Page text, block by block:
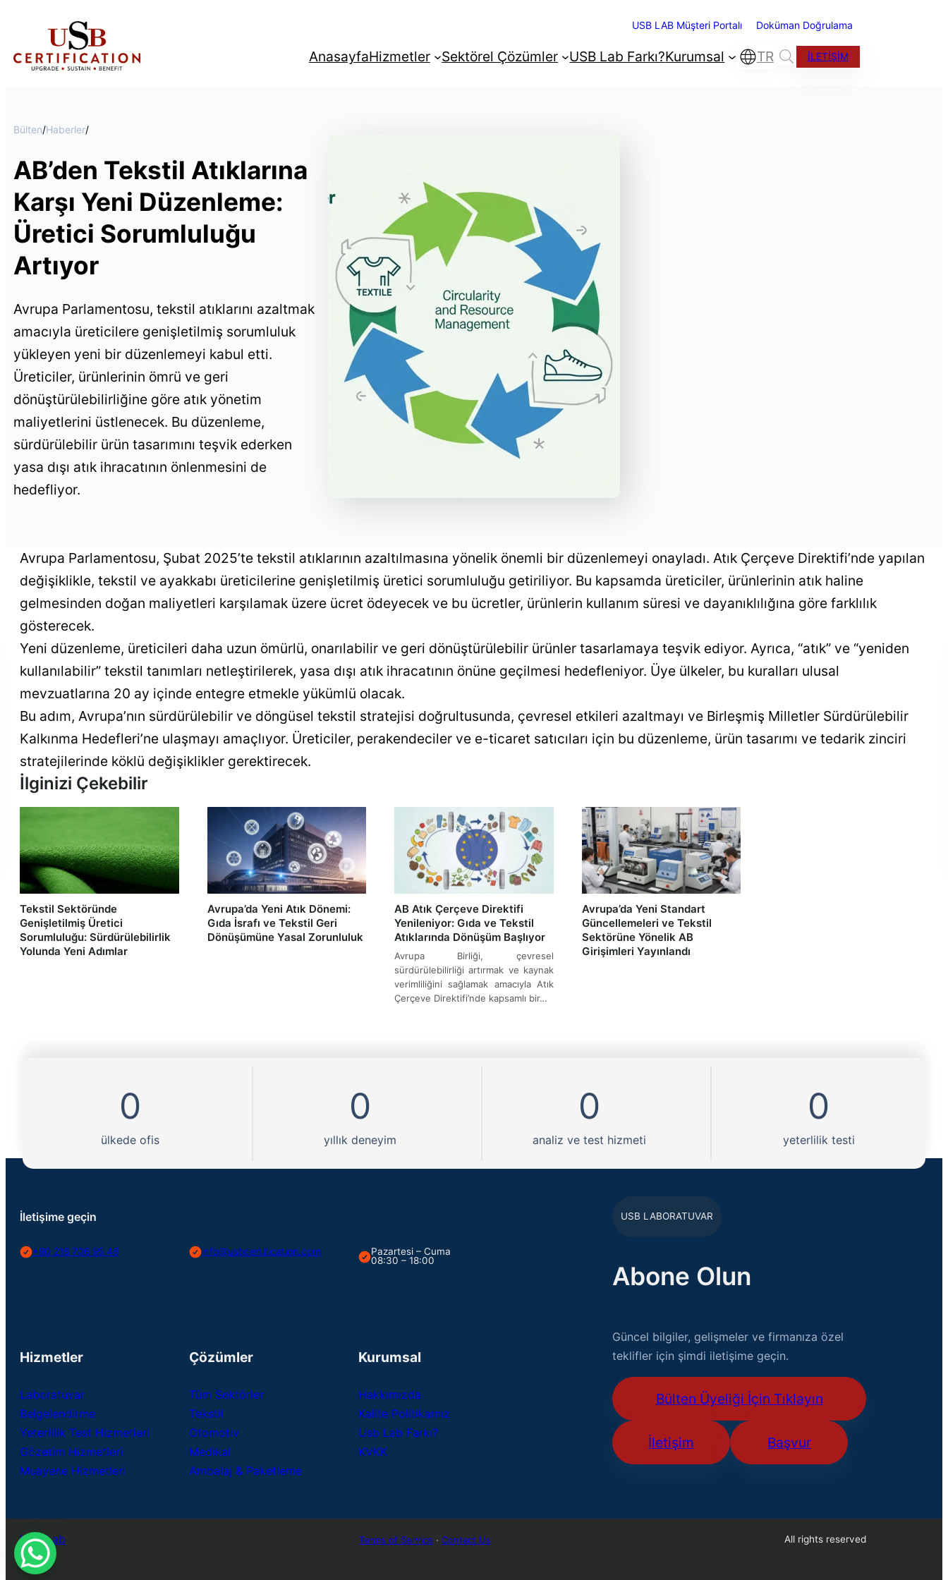
USB LAB Müşteri Portalı Doküman Doğrulama
AnasayfaHizmetler Sektörel Çözümler USB Lab Farkı?Kurumsal TR
Türkçe English
İLETİŞİM
Bülten/Haberler/
AB’den Tekstil Atıklarına
Karşı Yeni Düzenleme:
Üretici Sorumluluğu
Artıyor
Avrupa Parlamentosu, tekstil atıklarını azaltmak
amacıyla üreticilere genişletilmiş sorumluluk
yükleyen yeni bir düzenlemeyi kabul etti.
Üreticiler, ürünlerinin ömrü ve geri
dönüştürülebilirliğine göre atık yönetim
maliyetlerini üstlenecek. Bu düzenleme,
sürdürülebilir ürün tasarımını teşvik ederken
yasa dışı atık ihracatının önlenmesini de
hedefliyor.
Avrupa Parlamentosu, Şubat 2025’te tekstil atıklarının azaltılmasına yönelik önemli bir düzenlemeyi onayladı. Atık Çerçeve Direktifi’nde yapılan
değişiklikle, tekstil ve ayakkabı üreticilerine genişletilmiş üretici sorumluluğu getiriliyor. Bu kapsamda üreticiler, ürünlerinin atık haline
gelmesinden doğan maliyetleri karşılamak üzere ücret ödeyecek ve bu ücretler, ürünlerin kullanım süresi ve dayanıklılığına göre farklılık
gösterecek.
Yeni düzenleme, üreticileri daha uzun ömürlü, onarılabilir ve geri dönüştürülebilir ürünler tasarlamaya teşvik ediyor. Ayrıca, “atık” ve “yeniden
kullanılabilir” tekstil tanımları netleştirilerek, yasa dışı atık ihracatının önüne geçilmesi hedefleniyor. Üye ülkeler, bu kuralları ulusal
mevzuatlarına 20 ay içinde entegre etmekle yükümlü olacak.
Bu adım, Avrupa’nın sürdürülebilir ve döngüsel tekstil stratejisi doğrultusunda, çevresel etkileri azaltmayı ve Birleşmiş Milletler Sürdürülebilir
Kalkınma Hedefleri’ne ulaşmayı amaçlıyor. Üreticiler, perakendeciler ve e-ticaret satıcıları için bu düzenleme, ürün tasarımı ve tedarik zinciri
stratejilerinde köklü değişiklikler gerektirecek.
İlginizi Çekebilir
Tekstil Sektöründe
Genişletilmiş Üretici
Sorumluluğu: Sürdürülebilirlik
Yolunda Yeni Adımlar
Avrupa’da Yeni Atık Dönemi:
Gıda İsrafı ve Tekstil Geri
Dönüşümüne Yasal Zorunluluk
AB Atık Çerçeve Direktifi
Yenileniyor: Gıda ve Tekstil
Atıklarında Dönüşüm Başlıyor
Avrupa Birliği, çevresel
sürdürülebilirliği artırmak ve kaynak
verimliliğini sağlamak amacıyla Atık
Çerçeve Direktifi’nde kapsamlı bir…
Avrupa’da Yeni Standart
Güncellemeleri ve Tekstil
Sektörüne Yönelik AB
Girişimleri Yayınlandı
Yeşil Yakıtlarla
Geleceğe: Bataryanın
Ötesinde
EA MLA Mark ile
Akreditasyonda Yeni
Dönem Başladı
0
ülkede ofis
0
yıllık deneyim
0
analiz ve test hizmeti
0
yeterlilik testi
İletişime geçin
+90 216 706 95 46 info@usbcertification.com
Pazartesi – Cuma
08:30 – 18:00
Hizmetler
Laboratuvar
Belgelendirme
Yeterlilik Test Hizmetleri
Gözetim Hizmetleri
Muayene Hizmetleri
Çözümler
Tüm Sektörler
Tekstil
Otomotiv
Medikal
Ambalaj & Paketleme
Kurumsal
Hakkımızda
Kalite Politikamız
Usb Lab Farkı?
KVKK
USB LABORATUVAR
Abone Olun
Güncel bilgiler, gelişmeler ve firmanıza özel
teklifler için şimdi iletişime geçin.
Bülten Üyeliği İçin Tıklayın
İletişim Başvur
USB Lab Terms of Service · Contact Us All rights reserved